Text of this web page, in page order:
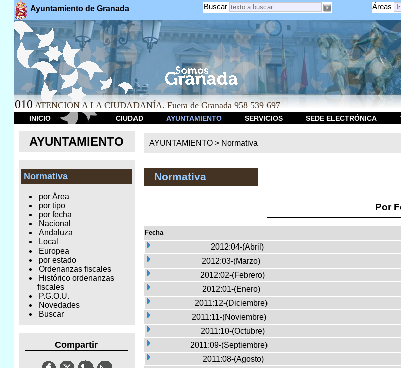
Ayuntamiento de Granada Áreas
Buscar
010 ATENCION A LA CIUDADANÍA. Fuera de Granada 958 539 697
INICIO CIUDAD AYUNTAMIENTO SERVICIOS SEDE ELECTRÓNICA
AYUNTAMIENTO
Normativa
por Área
por tipo
por fecha
Nacional
Andaluza
Local
Europea
por estado
Ordenanzas fiscales
Histórico ordenanzas
fiscales
P.G.O.U.
Novedades
Buscar
Compartir
AYUNTAMIENTO > Normativa
Normativa
Por
Fecha
2012:04-(Abril)
2012:03-(Marzo)
2012:02-(Febrero)
2012:01-(Enero)
2011:12-(Diciembre)
2011:11-(Noviembre)
2011:10-(Octubre)
2011:09-(Septiembre)
2011:08-(Agosto)